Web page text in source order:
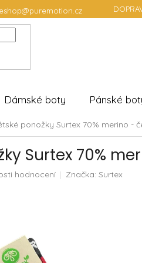
eshop@puremotion.cz
Dámské boty Pánské
ponožky Surtex 70% merino -
Surtex 70%
hodnocení Značka:Surtex